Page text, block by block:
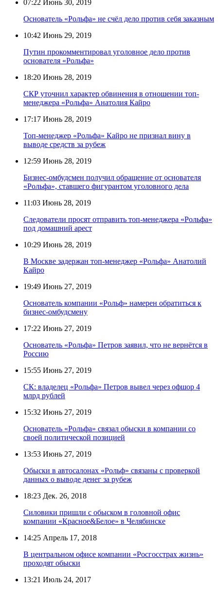
07:22 Июнь 30, 2019
Основатель «Рольфа» не счёл дело против себя заказным
10:42 Июнь 29, 2019
Путин прокомментировал уголовное дело против
основателя «Рольфа»
18:20 Июнь 28, 2019
СКР уточнил характер обвинения в отношении топ-
менеджера «Рольфа» Анатолия Кайро
17:17 Июнь 28, 2019
Топ-менеджер «Рольфа» Кайро не признал вину в
выводе средств за рубеж
12:59 Июнь 28, 2019
Бизнес-омбудсмен получил обращение от основателя
«Рольфа», ставшего фигурантом уголовного дела
11:03 Июнь 28, 2019
Следователи просят отправить топ-менеджера «Рольфа»
под домашний арест
10:29 Июнь 28, 2019
В Москве задержан топ-менеджер «Рольфа» Анатолий
Кайро
19:49 Июнь 27, 2019
Основатель компании «Рольф» намерен обратиться к
бизнес-омбудсмену
17:22 Июнь 27, 2019
Основатель «Рольфа» Петров заявил, что не вернётся в
Россию
15:55 Июнь 27, 2019
СК: владелец «Рольфа» Петров вывел через офшор 4
млрд рублей
15:32 Июнь 27, 2019
Основатель «Рольфа» связал обыски в компании со
своей политической позицией
13:53 Июнь 27, 2019
Обыски в автосалонах «Рольф» связаны с проверкой
данных о выводе денег за рубеж
18:23 Дек. 26, 2018
Силовики пришли с обыском в головной офис
компании «Красное&Белое» в Челябинске
14:25 Апрель 17, 2018
В центральном офисе компании «Росгосстрах жизнь»
проходят обыски
13:21 Июль 24, 2017